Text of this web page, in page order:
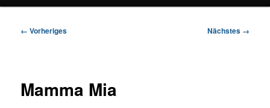
Bilder-
← Vorheriges Nächstes →
Mamma Mia